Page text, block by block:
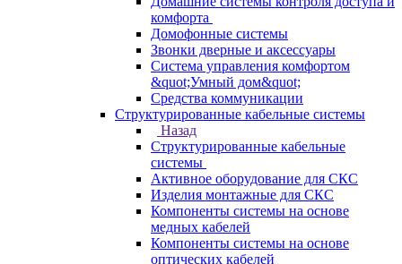
комфорта
Домофонные системы
Звонки дверные и аксессуары
Система управления комфортом
&quot;Умный дом&quot;
Средства коммуникации
Структурированные кабельные системы
Назад
Структурированные кабельные
системы
Активное оборудование для СКС
Изделия монтажные для СКС
Компоненты системы на основе
медных кабелей
Компоненты системы на основе
оптических кабелей